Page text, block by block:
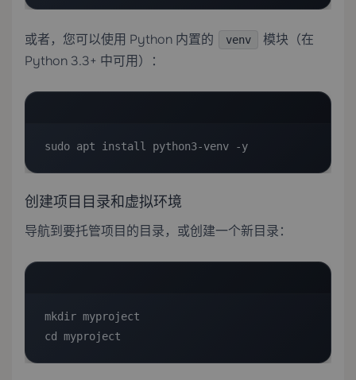
或者，您可以使用 Python 内置的 venv
模块（在
Python 3.3+ 中可用）：
sudo apt install python3-venv -y
创建项目目录和虚拟环境
导航到要托管项目的目录，或创建一个新目录：
mkdir myproject
cd myproject